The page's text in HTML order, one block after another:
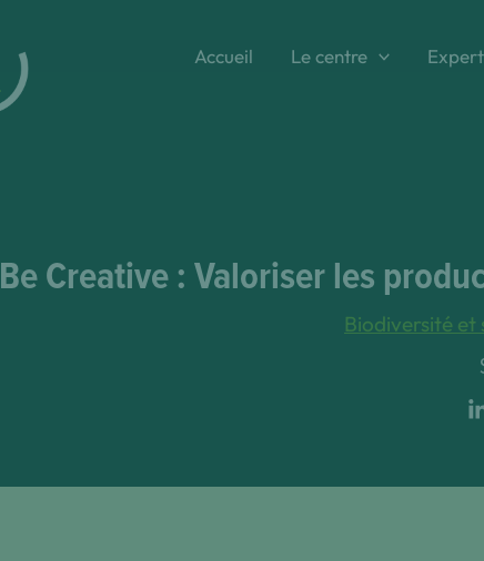
Accueil Le centre
Be Creative : Valoriser les
Biodiversité et